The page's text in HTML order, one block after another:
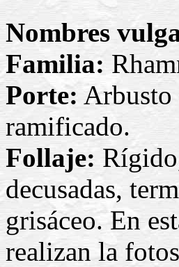
Nombres
Familia:
Porte: Arbusto
ramificado.
Follaje:
decusadas,
grisáceo. En
realizan la